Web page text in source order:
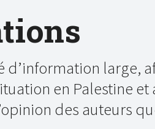
d’information large,
en Palestine
des auteurs